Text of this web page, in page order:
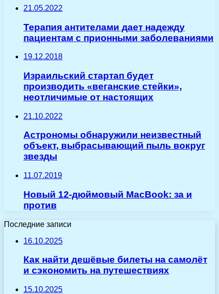
21.05.2022
Терапия антителами дает надежду
пациентам с прионными заболеваниями
19.12.2018
Израильский стартап будет
производить «веганские стейки»,
неотличимые от настоящих
21.10.2022
Астрономы обнаружили неизвестный
объект, выбрасывающий пыль вокруг
звезды
11.07.2019
Новый 12-дюймовый MacBook: за и
против
Последние записи
16.10.2025
Как найти дешёвые билеты на самолёт
и сэкономить на путешествиях
15.10.2025